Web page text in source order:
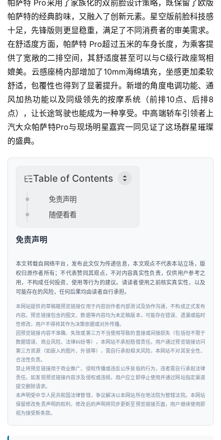
察
新
科
技
投
融
资
人
出
行
业
讯
帕萨特 Pro采用了家族化的双前脸设计策略，既保留了欧版
帕萨特的经典韵味，又融入了创新元素。星空版前脸科技感
十足，先锋版则更显稳重，满足了不同消费者的审美需求。
在舒适度方面，帕萨特 Pro超过五米的车身长度，为乘客提
供了宽敞的二排空间，其舒适度甚至可以与C级行政座驾相
媲美。云感座椅内部增加了10mm海绵填充，坐感更加柔软
舒适，包覆性也得到了显著提升。新增的角度电调功能、通
风加热功能以及同级领先的按摩系统（前排10点、后排8
点），让长途驾驶也能成为一种享受。中高端轿车引领者上
汽大众帕萨特Pro与现场明星嘉宾一同见证了这场群星璀璨
的盛典。
Table of Contents
免责声明
随便看看
免责声明
本文转载自网络平台，发布此文仅为传递信息，本文观点不代表本站立场，版
权归原作者所有；不代表赞同其观点，不对内容真实性负责，仅供用户参考之
用，不构成任何投资、使用等行为的建议。请读者使用之前核实真实性，以及
可能存在的风险，任何后果均由读者自行承担。
本网站提供的草稿箱预览链接仅用于内容创作者内部测试及协作沟通，不构成正式发布
内容。预览链接包含的图文、数据等内容均为未定稿版本，可能存在错误、遗漏或临时
性修改，用户不得将其作为决策依据或对外传播。
因预览链接内容不准确、失效或第三方不当使用导致的直接或间接损失（包括但不限于
数据错误、商业风险、法律纠纷等），本网站不承担赔偿责任。用户通过预览链接访问
第三方资源（如嵌入的图片、外链等），需自行承担相关风险，本网站不对其安全性、
合法性负责。
禁止将预览链接用于商业推广、侵权传播或违反公序良俗的行为，违者需自行承担法律
责任。如发现预览链接内容涉及侵权或违规，用户应立即停止使用并通过网站指定渠道
提交删除请求。
本声明受中华人民共和国法律管辖，争议解决以本网站所在地法院为管辖法院。本网站
保留修改免责声明的权利，修改后的声明将同步更新至预览链接页面，用户继续使用即
视为接受新条款。